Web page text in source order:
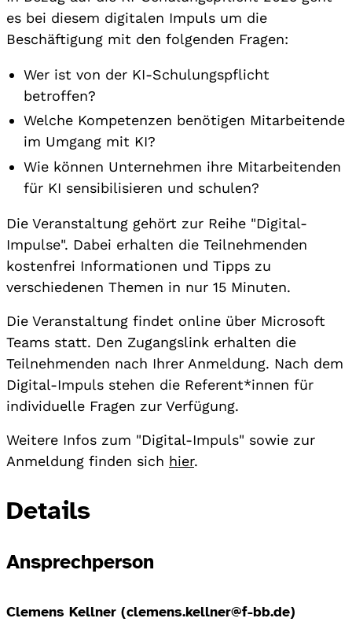
es bei diesem digitalen Impuls um die
Beschäftigung mit den folgenden Fragen:
Wer ist von der KI-Schulungspflicht
betroffen?
Welche Kompetenzen benötigen Mitarbeitende
im Umgang mit KI?
Wie können Unternehmen ihre Mitarbeitenden
für KI sensibilisieren und schulen?
Die Veranstaltung gehört zur Reihe "Digital-
Impulse". Dabei erhalten die Teilnehmenden
kostenfrei Informationen und Tipps zu
verschiedenen Themen in nur 15 Minuten.
Die Veranstaltung findet online über Microsoft
Teams statt. Den Zugangslink erhalten die
Teilnehmenden nach Ihrer Anmeldung. Nach dem
Digital-Impuls stehen die Referent*innen für
individuelle Fragen zur Verfügung.
Weitere Infos zum "Digital-Impuls" sowie zur
Anmeldung finden sich hier.
Details
Ansprechperson
Clemens Kellner (clemens.kellner@f-bb.de)